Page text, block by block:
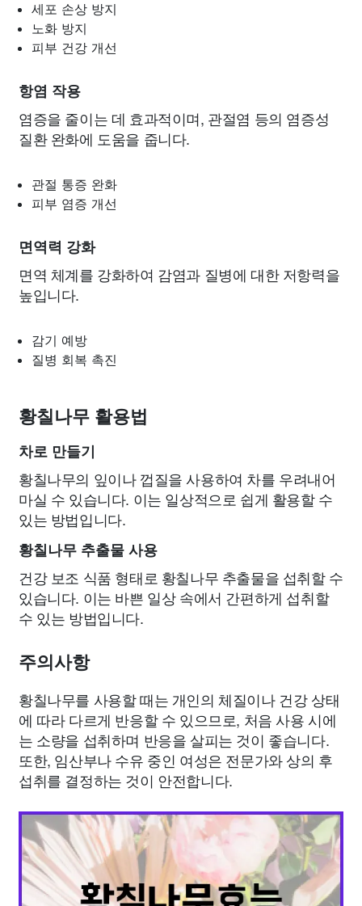
세포 손상 방지
노화 방지
피부 건강 개선
항염 작용
염증을 줄이는 데 효과적이며, 관절염 등의 염증성
질환 완화에 도움을 줍니다.
관절 통증 완화
피부 염증 개선
면역력 강화
면역 체계를 강화하여 감염과 질병에 대한 저항력을
높입니다.
감기 예방
질병 회복 촉진
황칠나무 활용법
차로 만들기
황칠나무의 잎이나 껍질을 사용하여 차를 우려내어
마실 수 있습니다. 이는 일상적으로 쉽게 활용할 수
있는 방법입니다.
황칠나무 추출물 사용
건강 보조 식품 형태로 황칠나무 추출물을 섭취할 수
있습니다. 이는 바쁜 일상 속에서 간편하게 섭취할
수 있는 방법입니다.
주의사항
황칠나무를 사용할 때는 개인의 체질이나 건강 상태
에 따라 다르게 반응할 수 있으므로, 처음 사용 시에
는 소량을 섭취하며 반응을 살피는 것이 좋습니다.
또한, 임산부나 수유 중인 여성은 전문가와 상의 후
섭취를 결정하는 것이 안전합니다.